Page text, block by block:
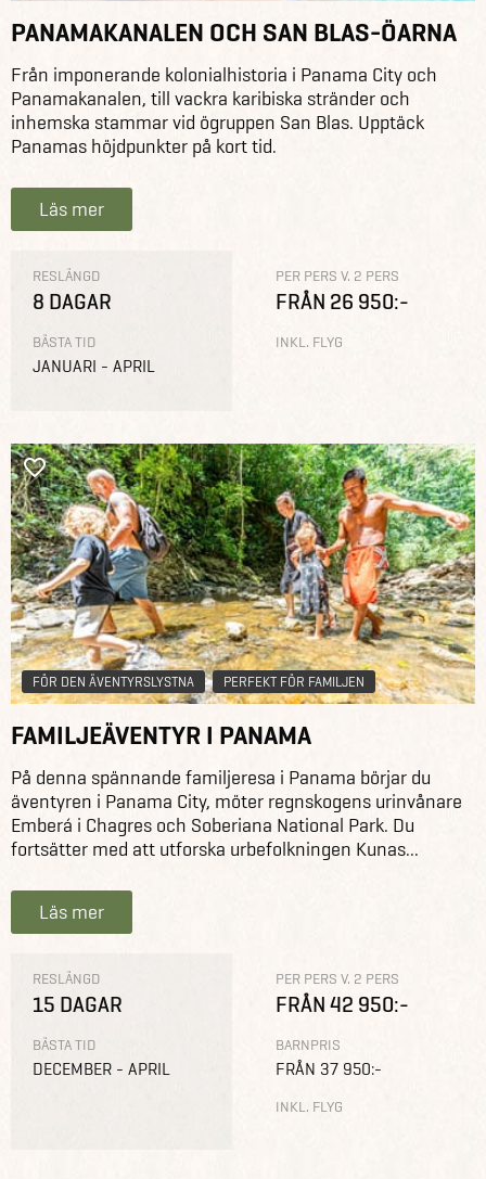
PANAMAKANALEN OCH SAN BLAS-ÖARNA
Från imponerande kolonialhistoria i Panama City och
Panamakanalen, till vackra karibiska stränder och
inhemska stammar vid ögruppen San Blas. Upptäck
Panamas höjdpunkter på kort tid.
Läs mer
RESLÄNGD
8 DAGAR
BÄSTA TID
JANUARI - APRIL
PER PERS V. 2 PERS
FRÅN 26 950:-
INKL. FLYG
FÖR DEN ÄVENTYRSLYSTNA PERFEKT FÖR FAMILJEN
FAMILJEÄVENTYR I PANAMA
På denna spännande familjeresa i Panama börjar du
äventyren i Panama City, möter regnskogens urinvånare
Emberá i Chagres och Soberiana National Park. Du
fortsätter med att utforska urbefolkningen Kunas...
Läs mer
RESLÄNGD
15 DAGAR
BÄSTA TID
DECEMBER - APRIL
PER PERS V. 2 PERS
FRÅN 42 950:-
BARNPRIS
FRÅN 37 950:-
INKL. FLYG